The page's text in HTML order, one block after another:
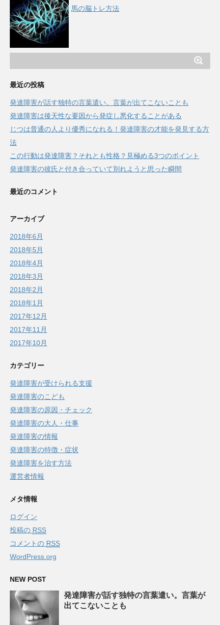
馬の脳トレ方法
最近の投稿
発達障害が話す独特の言葉遣い。言葉が出てこないことも
発達障害は後天性な要因から発症し悪化することがある
じつは普通の人より優秀になれる！発達障害の才能を発見する方
法
この行動は発達障害？それとも性格？見極める3つのポイント
発達障害の彼氏と付き合っていて別れようと思った瞬間
最近のコメント
アーカイブ
2018年6月
2018年5月
2018年4月
2018年3月
2018年2月
2018年1月
2017年12月
2017年11月
2017年10月
カテゴリー
発達障害が受けられる支援
発達障害のこども
発達障害の原因・チェック
発達障害の大人・仕事
発達障害の情報
発達障害の特徴・症状
発達障害を治す方法
運営者情報
メタ情報
ログイン
投稿の RSS
コメントの RSS
WordPress.org
NEW POST
発達障害が話す独特の言葉遣い。言葉が
出てこないことも